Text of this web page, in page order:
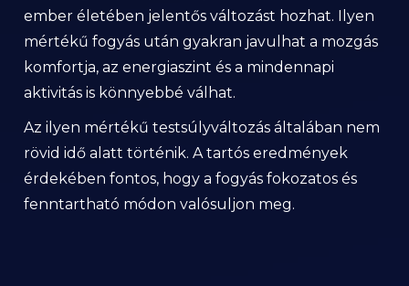
ember életében jelentős változást hozhat. Ilyen
mértékű fogyás után gyakran javulhat a mozgás
komfortja, az energiaszint és a mindennapi
aktivitás is könnyebbé válhat.
Az ilyen mértékű testsúlyváltozás általában nem
rövid idő alatt történik. A tartós eredmények
érdekében fontos, hogy a fogyás fokozatos és
fenntartható módon valósuljon meg.